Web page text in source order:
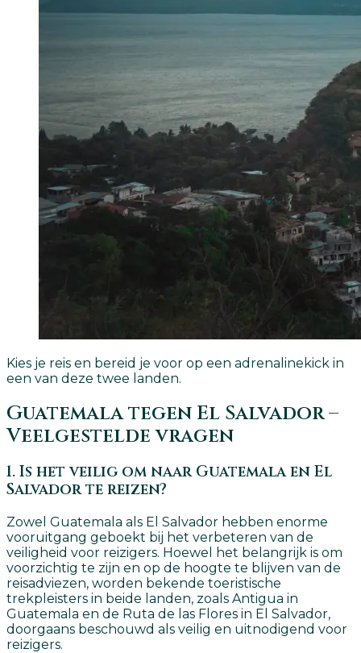
Kies je reis en bereid je voor op een adrenalinekick in
een van deze twee landen.
Guatemala tegen El Salvador –
Veelgestelde vragen
1. Is het veilig om naar Guatemala en El
Salvador te reizen?
Zowel Guatemala als El Salvador hebben enorme
vooruitgang geboekt bij het verbeteren van de
veiligheid voor reizigers. Hoewel het belangrijk is om
voorzichtig te zijn en op de hoogte te blijven van de
reisadviezen, worden bekende toeristische
trekpleisters in beide landen, zoals Antigua in
Guatemala en de Ruta de las Flores in El Salvador,
doorgaans beschouwd als veilig en uitnodigend voor
reizigers.